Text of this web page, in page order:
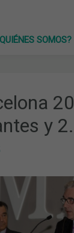
SOMOS?
y